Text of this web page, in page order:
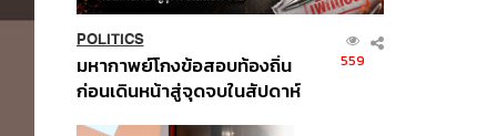
POLITICS
มหากาพย์โกงข้อสอบท้องถิ่น
ก่อนเดินหน้าสู่จุดจบในสัปดาห์
559